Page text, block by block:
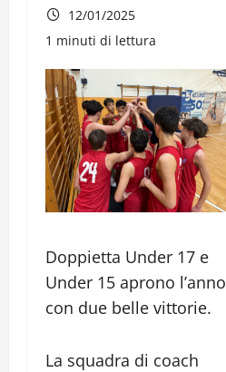
12/01/2025
1 minuti di lettura
Doppietta Under 17 e
Under 15 aprono l’anno
con due belle vittorie.
La squadra di coach